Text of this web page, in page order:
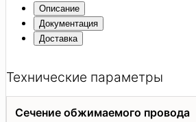
Описание
Документация
Доставка
Технические параметры
Сечение обжимаемого провода